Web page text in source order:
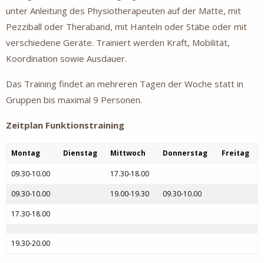
unter Anleitung des Physiotherapeuten auf der Matte, mit
Pezziball oder Theraband, mit Hanteln oder Stäbe oder mit
verschiedene Geräte. Trainiert werden Kraft, Mobilität,
Koordination sowie Ausdauer.
Das Training findet an mehreren Tagen der Woche statt in
Gruppen bis maximal 9 Personen.
Zeitplan Funktionstraining
Montag Dienstag Mittwoch Donnerstag Freitag
09.30-10.00
17.30-18.00
09.30-10.00
19.00-19.30
09.30-10.00
17.30-18.00
19.30-20.00